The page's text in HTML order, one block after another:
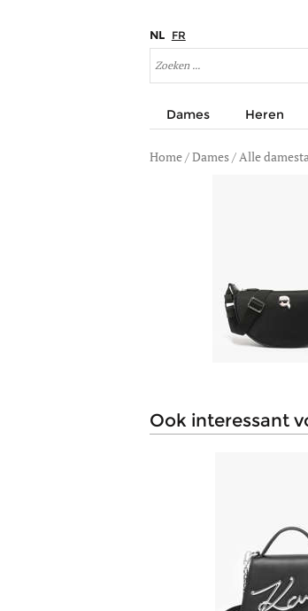
NL FR
Dames Heren
Home/Dames/Alle
ook interessant